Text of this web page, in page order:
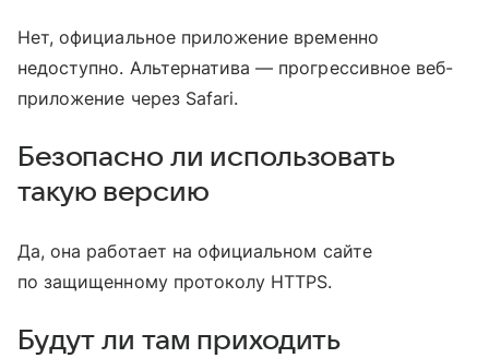
Нет, официальное приложение временно
недоступно. Альтернатива — прогрессивное веб-
приложение через Safari.
Безопасно ли использовать
такую версию
Да, она работает на официальном сайте
по защищенному протоколу HTTPS.
Будут ли там приходить